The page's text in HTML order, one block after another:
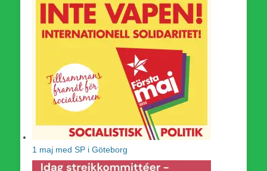
1 maj med SP i Göteborg